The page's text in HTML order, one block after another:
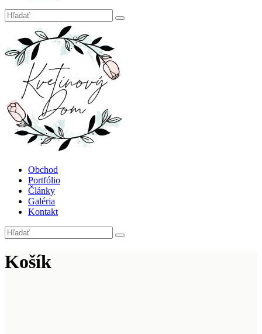
Obchod
Portfólio
Články
Galéria
Kontakt
Košík